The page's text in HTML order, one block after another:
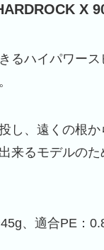
X
るハイパワー
し、遠くの根か
来るモデルのた
、適合PE：